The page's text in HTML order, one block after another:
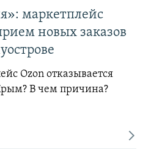
маркетплейс
новых заказов
Ozon отказывается
В чем причина?